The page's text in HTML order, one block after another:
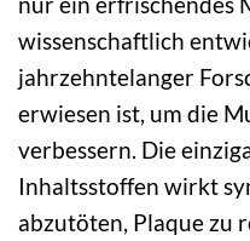
wissenschaftlich
jahrzehntelanger
erwiesen ist, um die
verbessern. Die
Inhaltsstoffen wirkt
abzutöten, Plaque zu